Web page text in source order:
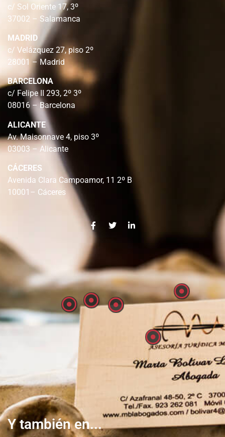
c/ Sol Oriente 17, 3º
37002 – Salamanca
MADRID
c/ Velázquez 27, piso 2º
28001 – Madrid
BARCELONA
c/ Felipe II 293, 2º 3º
08016 – Barcelona
ALICANTE
Av. Maisonnave 4, piso 3º
03003 – Alicante
CÁCERES
Avenida Clara Campoamor, 11 2º B
10001– Cáceres
Y también en...